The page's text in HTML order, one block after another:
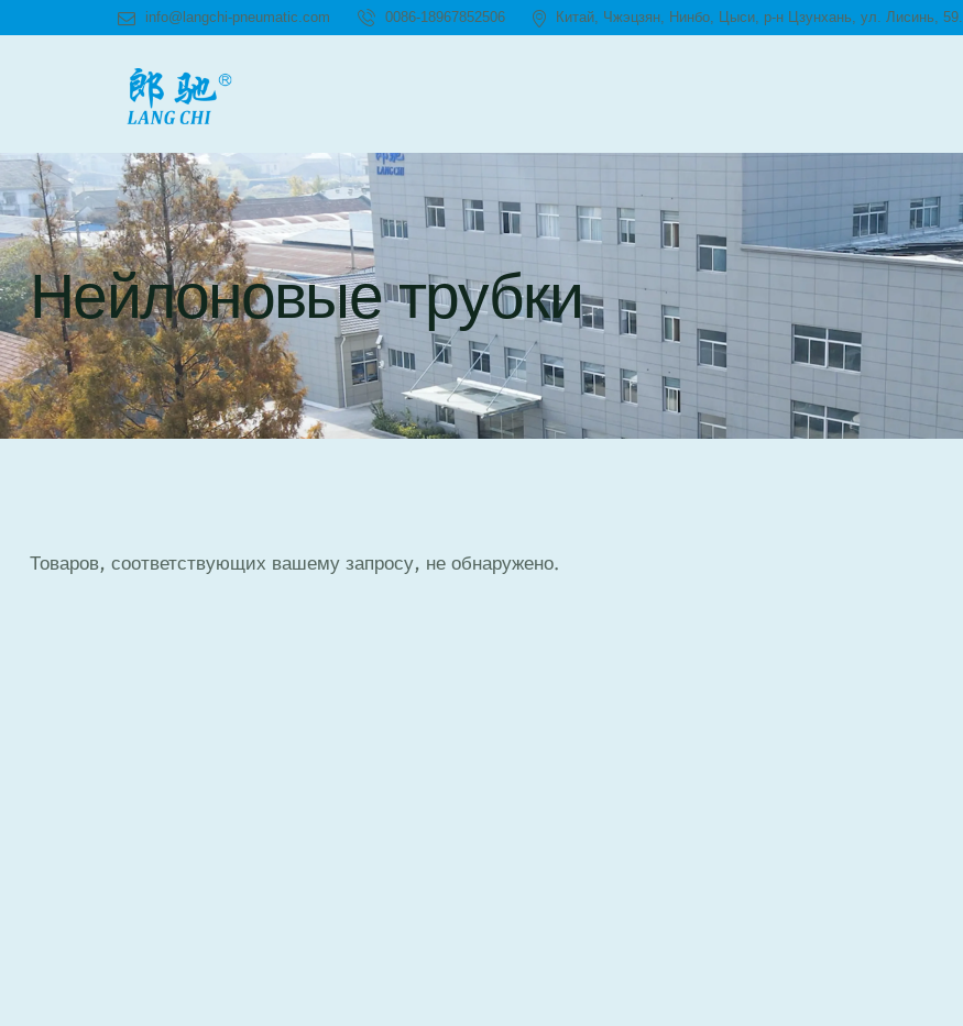
info@langchi-pneumatic.com 0086-18967852506 Китай, Чжэцзян, Нинбо, Цыси, р-н Цзунхань, ул. Лисинь, 59.
Нейлоновые трубки
Товаров, соответствующих вашему запросу, не обнаружено.